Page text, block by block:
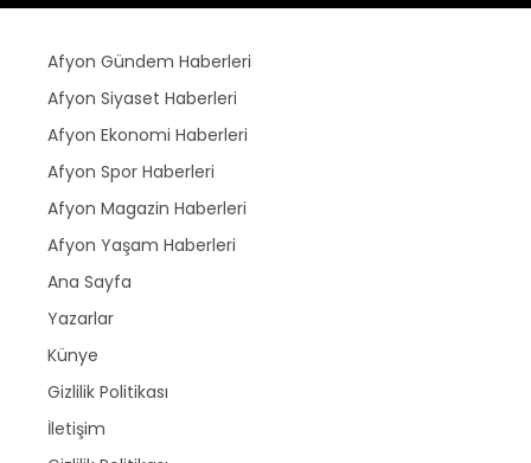
Afyon Gündem Haberleri
Afyon Siyaset Haberleri
Afyon Ekonomi Haberleri
Afyon Spor Haberleri
Afyon Magazin Haberleri
Afyon Yaşam Haberleri
Ana Sayfa
Yazarlar
Künye
Gizlilik Politikası
İletişim